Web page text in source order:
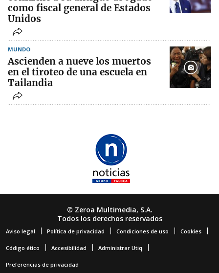
como fiscal general de Estados
Unidos
MUNDO
Ascienden a nueve los muertos
en el tiroteo de una escuela en
Tailandia
© Zeroa Multimedia, S.A.
Todos los derechos reservados
Aviso legal Política de privacidad Condiciones de uso Cookies
Código ético Accesibilidad Administrar Utiq
Preferencias de privacidad